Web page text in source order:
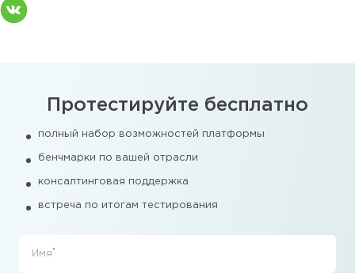
Протестируйте бесплатно
полный набор возможностей платформы
бенчмарки по вашей отрасли
консалтинговая поддержка
встреча по итогам тестирования
Имя *